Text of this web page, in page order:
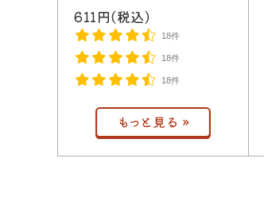
611円(税込)
18件
18件
18件